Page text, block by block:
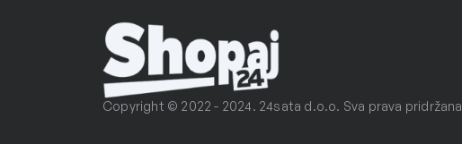
Copyright © 2022 - 2024. 24sata d.o.o. Sva prava pridržana